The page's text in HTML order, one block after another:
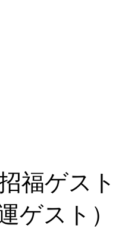
福ゲス
ゲスト）